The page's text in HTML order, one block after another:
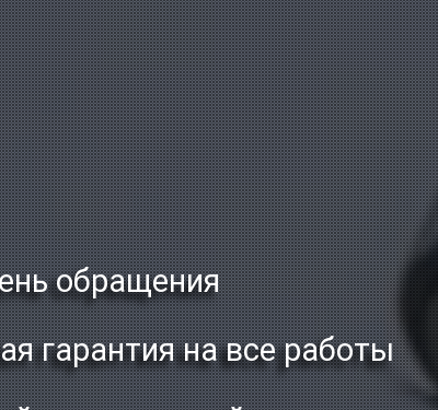
обращения
гарантия на все работы